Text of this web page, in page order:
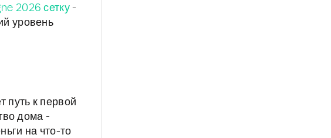
2026 сетку-
уровень
путь к первой
дома -
на что-то